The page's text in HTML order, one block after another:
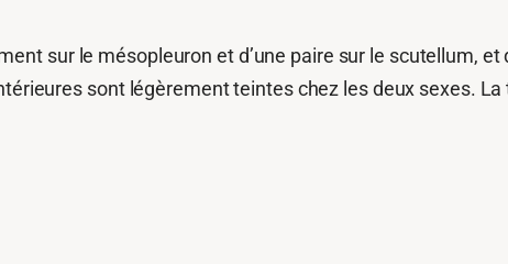
sur le mésopleuron et d’une paire sur le scutellum, et
sont légèrement teintes chez les deux sexes.